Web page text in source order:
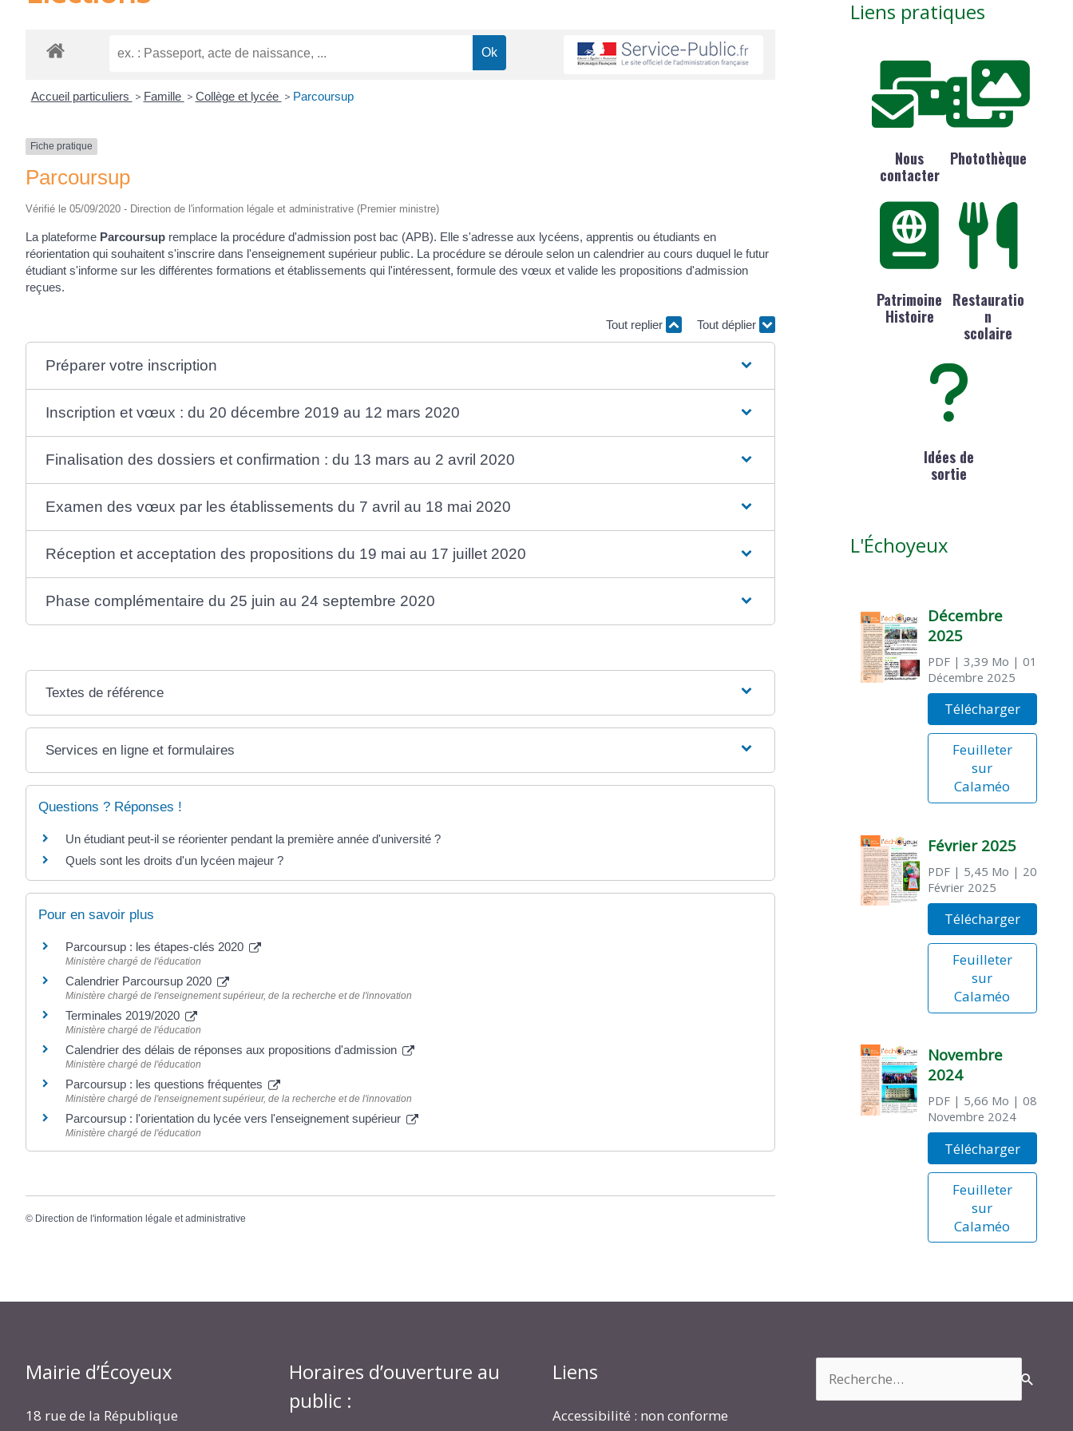
Accueil particuliers > Famille > Collège et lycée > Parcoursup
Fiche pratique
Parcoursup
Vérifié le 05/09/2020 - Direction de l'information légale et administrative (Premier ministre)
La plateforme Parcoursup remplace la procédure d'admission post bac (APB). Elle s'adresse aux lycéens, apprentis ou étudiants en
réorientation qui souhaitent s'inscrire dans l'enseignement supérieur public. La procédure se déroule selon un calendrier au cours duquel le futur
étudiant s'informe sur les différentes formations et établissements qui l'intéressent, formule des vœux et valide les propositions d'admission
reçues.
Tout replier Tout déplier
Préparer votre inscription
Inscription et vœux : du 20 décembre 2019 au 12 mars 2020
Finalisation des dossiers et confirmation : du 13 mars au 2 avril 2020
Examen des vœux par les établissements du 7 avril au 18 mai 2020
Réception et acceptation des propositions du 19 mai au 17 juillet 2020
Phase complémentaire du 25 juin au 24 septembre 2020
Textes de référence
Services en ligne et formulaires
Questions ? Réponses !
Un étudiant peut-il se réorienter pendant la première année d'université ?
Quels sont les droits d'un lycéen majeur ?
Pour en savoir plus
Parcoursup : les étapes-clés 2020
Ministère chargé de l'éducation
Calendrier Parcoursup 2020
Ministère chargé de l'enseignement supérieur, de la recherche et de l'innovation
Terminales 2019/2020
Ministère chargé de l'éducation
Calendrier des délais de réponses aux propositions d'admission
Ministère chargé de l'éducation
Parcoursup : les questions fréquentes
Ministère chargé de l'enseignement supérieur, de la recherche et de l'innovation
Parcoursup : l'orientation du lycée vers l'enseignement supérieur
Ministère chargé de l'éducation
© Direction de l'information légale et administrative
Liens pratiques
Nous
contacter
Photothèque
Patrimoine
Histoire
Restauratio
n
scolaire
Idées de
sortie
L'Échoyeux
Décembre
2025
PDF| 3,39 Mo | 01
Décembre 2025
Télécharger
Feuilleter
sur
Calaméo
Février 2025
PDF| 5,45 Mo | 20
Février 2025
Télécharger
Feuilleter
sur
Calaméo
Novembre
2024
PDF| 5,66 Mo | 08
Novembre 2024
Télécharger
Feuilleter
sur
Calaméo
Mairie d’Écoyeux
18 rue de la République
Horaires d’ouverture au
public :
Liens
Accessibilité : non conforme